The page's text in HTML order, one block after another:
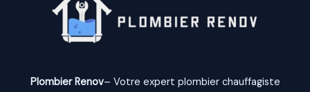
Plombier Renov– Votre expert plombier chauffagiste